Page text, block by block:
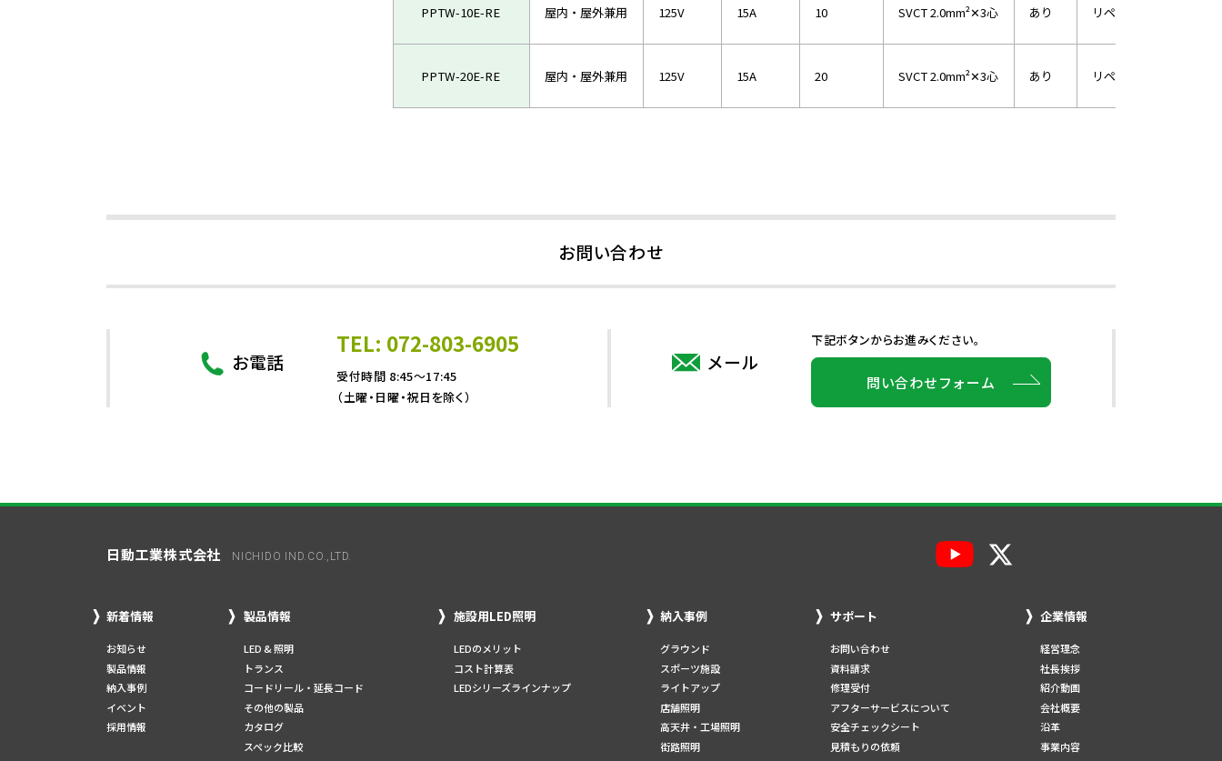
PPTW-10E-RE 屋内・屋外兼用 125V 15A 10 SVCT 2.0mm²✕3心 あり リペアポッキンプラグ
PPTW-20E-RE 屋内・屋外兼用 125V 15A 20 SVCT 2.0mm²✕3心 あり リペアポッキンプラグ
お問い合わせ
お電話
TEL: 072-803-6905
受付時間 8:45～17:45
（土曜・日曜・祝日を除く）
メール
下記ボタンからお進みください。
問い合わせフォーム
日動工業株式会社 NICHIDO IND.CO.,LTD.
新着情報
お知らせ
製品情報
納入事例
イベント
採用情報
製品情報
LED & 照明
トランス
コードリール・延長コード
その他の製品
カタログ
スペック比較
施設用LED照明
LEDのメリット
コスト計算表
LEDシリーズラインナップ
納入事例
グラウンド
スポーツ施設
ライトアップ
店舗照明
高天井・工場照明
街路照明
サポート
お問い合わせ
資料請求
修理受付
アフターサービスについて
安全チェックシート
見積もりの依頼
企業情報
経営理念
社長挨拶
紹介動画
会社概要
沿革
事業内容